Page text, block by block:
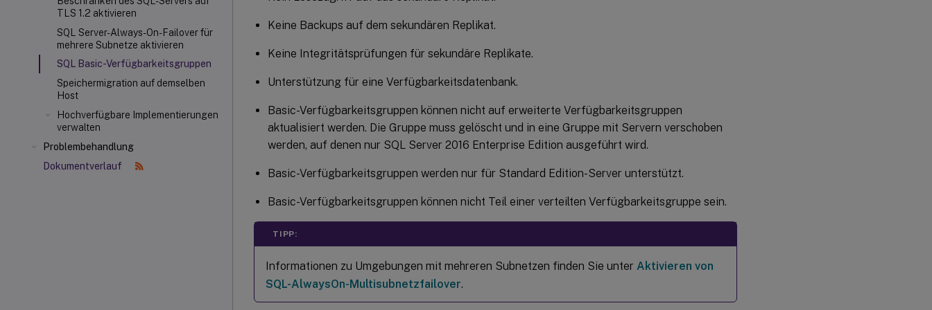
TLS 1.2 aktivieren
SQL Server-Always-On-Failover für
mehrere Subnetze aktivieren
SQL Basic-Verfügbarkeitsgruppen
Speichermigration auf demselben
Host
Hochverfügbare Implementierungen
verwalten
Problembehandlung
Dokumentverlauf
Keine Backups auf dem sekundären Replikat.
Keine Integritätsprüfungen für sekundäre Replikate.
Unterstützung für eine Verfügbarkeitsdatenbank.
Basic-Verfügbarkeitsgruppen können nicht auf erweiterte Verfügbarkeitsgruppen
aktualisiert werden. Die Gruppe muss gelöscht und in eine Gruppe mit Servern verschoben
werden, auf denen nur SQL Server 2016 Enterprise Edition ausgeführt wird.
Basic-Verfügbarkeitsgruppen werden nur für Standard Edition-Server unterstützt.
Basic-Verfügbarkeitsgruppen können nicht Teil einer verteilten Verfügbarkeitsgruppe sein.
TIPP:
Informationen zu Umgebungen mit mehreren Subnetzen finden Sie unter Aktivieren von
SQL-AlwaysOn-Multisubnetzfailover.